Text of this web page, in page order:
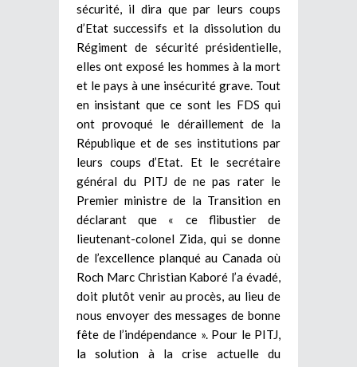
sécurité, il dira que par leurs coups
d’Etat successifs et la dissolution du
Régiment de sécurité présidentielle,
elles ont exposé les hommes à la mort
et le pays à une insécurité grave. Tout
en insistant que ce sont les FDS qui
ont provoqué le déraillement de la
République et de ses institutions par
leurs coups d’Etat. Et le secrétaire
général du PITJ de ne pas rater le
Premier ministre de la Transition en
déclarant que « ce flibustier de
lieutenant-colonel Zida, qui se donne
de l’excellence planqué au Canada où
Roch Marc Christian Kaboré l’a évadé,
doit plutôt venir au procès, au lieu de
nous envoyer des messages de bonne
fête de l’indépendance ». Pour le PITJ,
la solution à la crise actuelle du